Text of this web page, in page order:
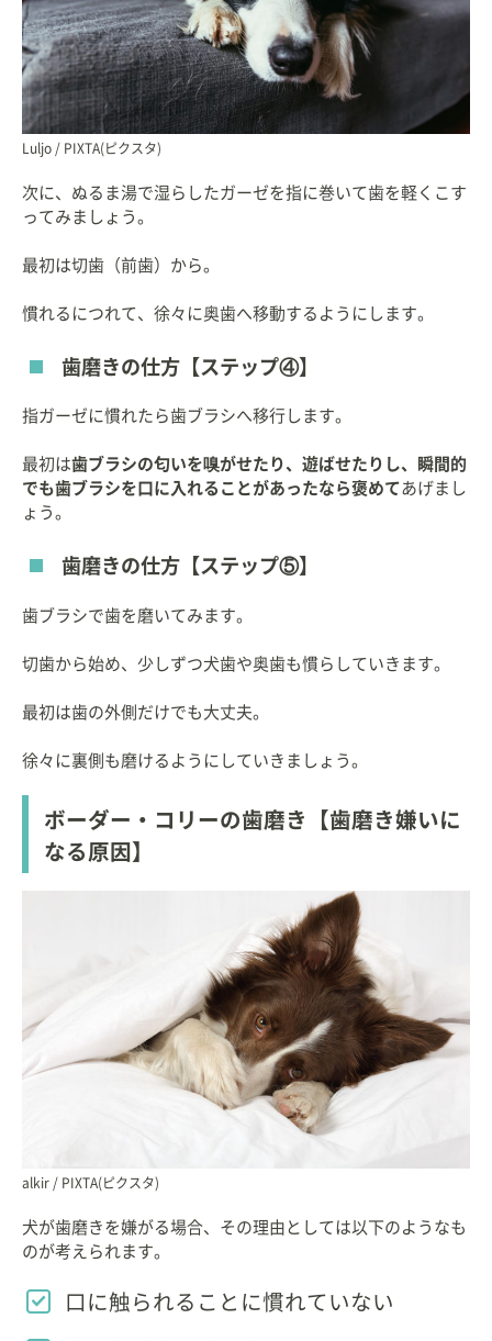
Luljo / PIXTA(ピクスタ)
次に、ぬるま湯で湿らしたガーゼを指に巻いて歯を軽くこす
ってみましょう。
最初は切歯（前歯）から。
慣れるにつれて、徐々に奥歯へ移動するようにします。
歯磨きの仕方【ステップ④】
指ガーゼに慣れたら歯ブラシへ移行します。
最初は歯ブラシの匂いを嗅がせたり、遊ばせたりし、瞬間的
でも歯ブラシを口に入れることがあったなら褒めてあげまし
ょう。
歯磨きの仕方【ステップ⑤】
歯ブラシで歯を磨いてみます。
切歯から始め、少しずつ犬歯や奥歯も慣らしていきます。
最初は歯の外側だけでも大丈夫。
徐々に裏側も磨けるようにしていきましょう。
ボーダー・コリーの歯磨き【歯磨き嫌いに
なる原因】
alkir / PIXTA(ピクスタ)
犬が歯磨きを嫌がる場合、その理由としては以下のようなも
のが考えられます。
口に触られることに慣れていない